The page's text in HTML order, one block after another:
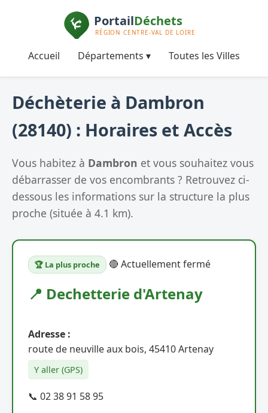
Accueil Départements ▾ Toutes les Villes
Déchèterie à Dambron
(28140) : Horaires et Accès
Vous habitez à Dambron et vous souhaitez vous
débarrasser de vos encombrants ? Retrouvez ci-
dessous les informations sur la structure la plus
proche (située à 4.1 km).
🏆 La plus proche 🔴 Actuellement fermé
📍 Dechetterie d'Artenay
Adresse :
route de neuville aux bois, 45410 Artenay
Y aller (GPS)
📞 02 38 91 58 95